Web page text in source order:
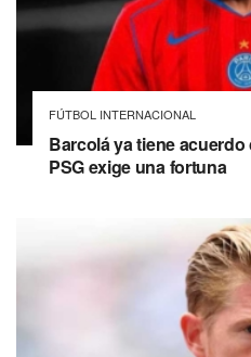
FÚTBOL INTERNACIONAL
Barcolá ya tiene
PSG exige una fortuna